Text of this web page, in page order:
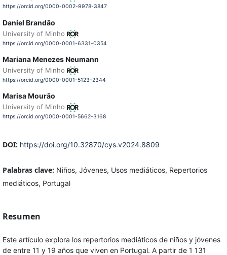
https://orcid.org/0000-0002-9978-3847
Daniel Brandão
University of Minho
https://orcid.org/0000-0001-6331-0354
Mariana Menezes Neumann
University of Minho
https://orcid.org/0000-0001-5123-2344
Marisa Mourão
University of Minho
https://orcid.org/0000-0001-5662-3168
DOI: https://doi.org/10.32870/cys.v2024.8809
Palabras clave: Niños, Jóvenes, Usos mediáticos, Repertorios
mediáticos, Portugal
Resumen
Este artículo explora los repertorios mediáticos de niños y jóvenes
de entre 11 y 19 años que viven en Portugal. A partir de 1 131